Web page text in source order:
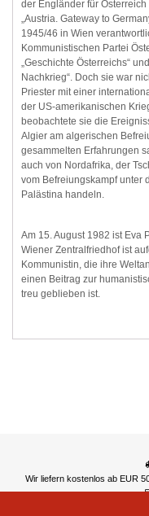
der Engländer für
„Austria. Gateway to
1945/46 in Wien
Kommunistischen Partei
„Geschichte Österreichs“
Nachkrieg“. Doch sie war
Priester mit einer
der US-amerikanischen
beobachtete sie die
Algier am algerischen
gesammelten Erfahrungen
auch von Nordafrika, der
vom Befreiungskampf unter
Palästina handeln.
Am 15. August 1982 ist Eva
Wiener Zentralfriedhof ist
Kommunistin, die ihre
einen Beitrag zur
treu geblieben ist.
Wir liefern kostenlos ab EUR